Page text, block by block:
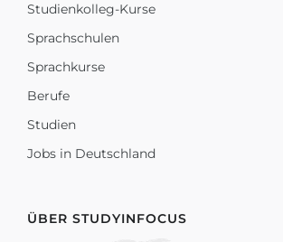
Studienkolleg-Kurse
Sprachschulen
Sprachkurse
Berufe
Studien
Jobs in Deutschland
ÜBER STUDYINFOCUS